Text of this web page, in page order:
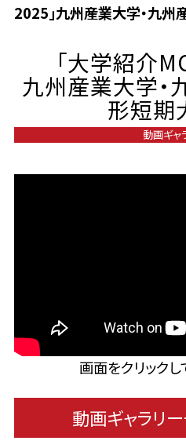
2025」九州産業大学・九
「大学紹介
九州産業大学・
形短期
動画ギャ
画面をクリックし
動画ギャラリ